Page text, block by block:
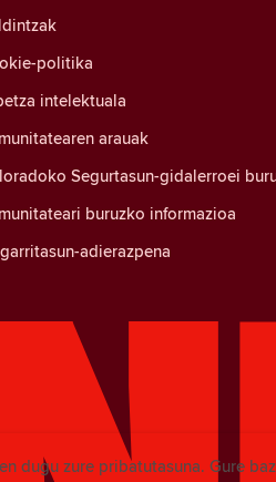
politika
intelektuala
arauak
Segurtasun-gidalerroei
buruzko informazioa
adierazpena
dugu zure pribatutasuna. Gure